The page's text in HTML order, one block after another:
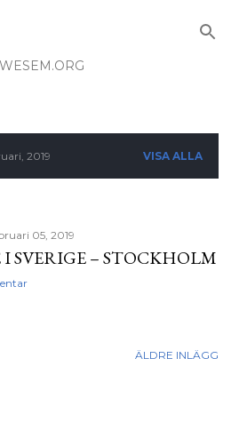
2019 VISA ALLA
05, 2019
SVERIGE – STOCKHOLM
ÄLDRE INLÄGG